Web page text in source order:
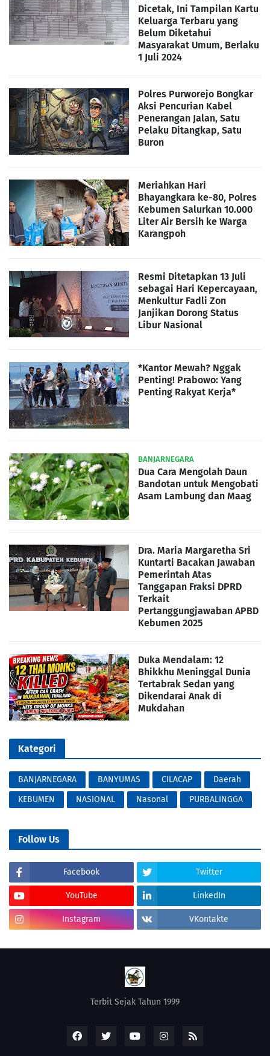
Dicetak, Ini Tampilan Kartu
Keluarga Terbaru yang
Belum Diketahui
Masyarakat Umum, Berlaku
1 Juli 2024
Polres Purworejo Bongkar
Aksi Pencurian Kabel
Penerangan Jalan, Satu
Pelaku Ditangkap, Satu
Buron
Meriahkan Hari
Bhayangkara ke-80, Polres
Kebumen Salurkan 10.000
Liter Air Bersih ke Warga
Karangpoh
Resmi Ditetapkan 13 Juli
sebagai Hari Kepercayaan,
Menkultur Fadli Zon
Janjikan Dorong Status
Libur Nasional
*Kantor Mewah? Nggak
Penting! Prabowo: Yang
Penting Rakyat Kerja*
BANJARNEGARA
Dua Cara Mengolah Daun
Bandotan untuk Mengobati
Asam Lambung dan Maag
Dra. Maria Margaretha Sri
Kuntarti Bacakan Jawaban
Pemerintah Atas
Tanggapan Fraksi DPRD
Terkait
Pertanggungjawaban APBD
Kebumen 2025
Duka Mendalam: 12
Bhikkhu Meninggal Dunia
Tertabrak Sedan yang
Dikendarai Anak di
Mukdahan
Kategori
BANJARNEGARA BANYUMAS CILACAP
Daerah
KEBUMEN
NASIONAL Nasonal PURBALINGGA
Follow Us
Facebook Twitter
YouTube LinkedIn
Instagram VKontakte
Terbit Sejak Tahun 1999